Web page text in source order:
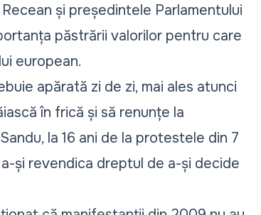
și președintele Parlamentului
păstrării valorilor pentru care
european.
apărată zi de zi, mai ales atunci
în frică și să renunțe la
la 16 ani de la protestele din 7
și revendica dreptul de a-și decide